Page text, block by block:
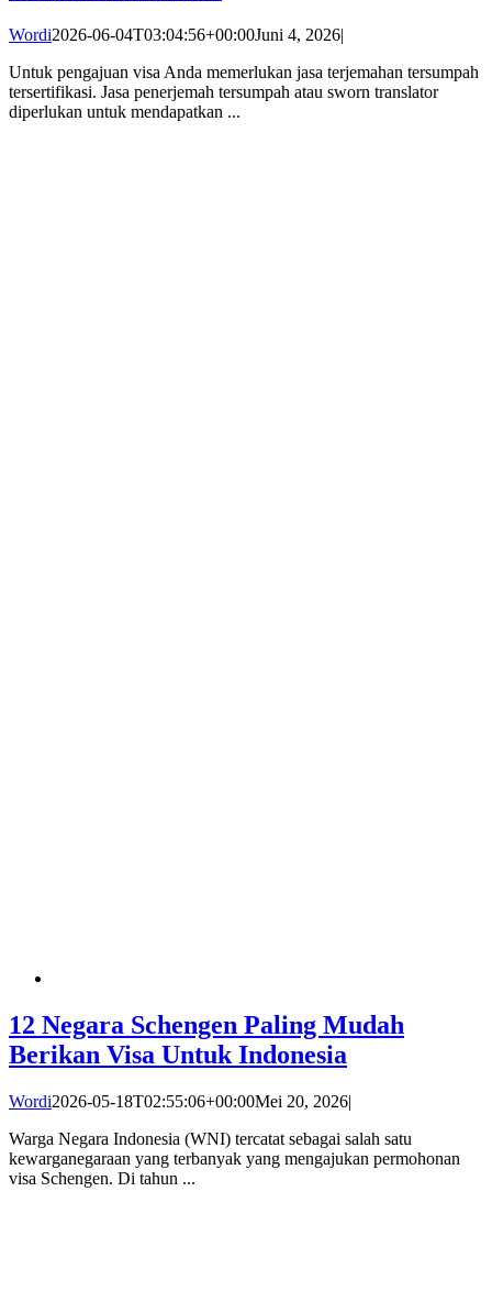
Wordi2026-06-04T03:04:56+00:00Juni 4, 2026|
Untuk pengajuan visa Anda memerlukan jasa terjemahan tersumpah
tersertifikasi. Jasa penerjemah tersumpah atau sworn translator
diperlukan untuk mendapatkan ...
12 Negara Schengen Paling Mudah
Berikan Visa Untuk Indonesia
Wordi2026-05-18T02:55:06+00:00Mei 20, 2026|
Warga Negara Indonesia (WNI) tercatat sebagai salah satu
kewarganegaraan yang terbanyak yang mengajukan permohonan
visa Schengen. Di tahun ...